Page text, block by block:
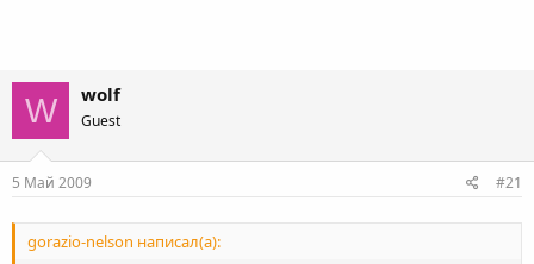
W wolf
Guest
5 Май 2009 #21
gorazio-nelson написал(а):